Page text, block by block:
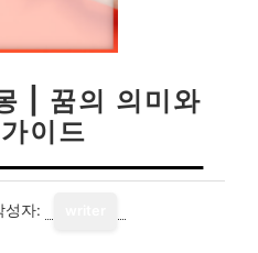
| 꿈의 의미와
이드
성자: